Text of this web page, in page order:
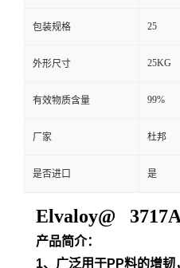
包装规格 25
外形尺寸 25KG
有效物质含量 99%
厂家 杜邦
是否进口 是
Elvaloy@
产品简介：
1、广泛用于PP料的增